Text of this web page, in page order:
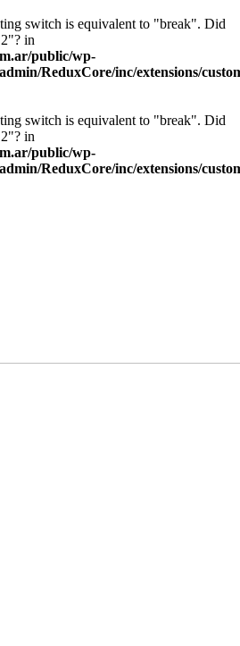
switch is equivalent to "break". Did
in
public/wp-
ReduxCore/inc/extensions/
switch is equivalent to "break". Did
in
public/wp-
ReduxCore/inc/extensions/